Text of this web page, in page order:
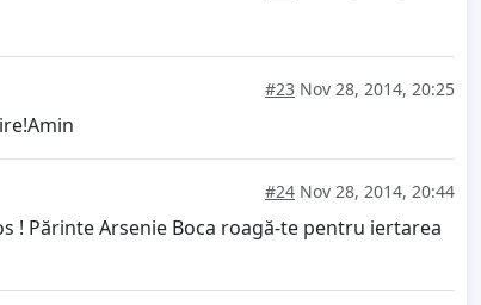
#23 Nov 28, 2014, 20:25
#24 Nov 28, 2014, 20:44
! Părinte Arsenie Boca roagă-te pentru iertarea